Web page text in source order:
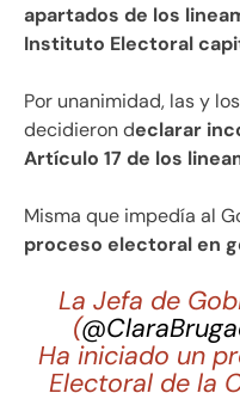
apartados de los
Instituto Electoral
Por unanimidad, las y
decidieron declarar
Artículo 17 de los
Misma que impedía al
proceso electoral en
La Jefa de
(
Ha iniciado un
Electoral de la